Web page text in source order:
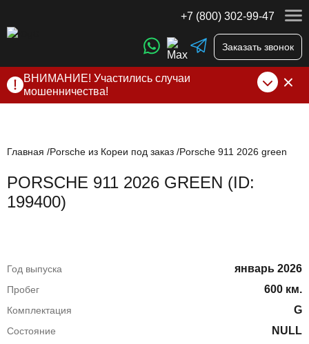
+7 (800) 302-99-47
Заказать звонок
ВНИМАНИЕ! Участились случаи
мошенничества!
нами по официальным контактам, указанным в соц сетях
Главная Porsche из Кореи под заказ Porsche 911 2026 green
PORSCHE 911 2026 GREEN (ID:
199400)
Год выпуска январь 2026
Пробег 600 км.
Комплектация G
Состояние NULL